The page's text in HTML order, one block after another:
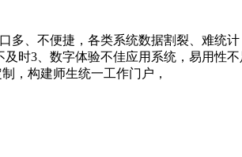
多、不便捷，各类系统数据割裂、难统
时3、数字体验不佳应用系统，易用性
，构建师生统一工作门户，